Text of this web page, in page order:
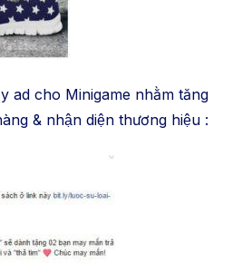
ad cho Minigame nhằm tăng
& nhận diện thương hiệu :